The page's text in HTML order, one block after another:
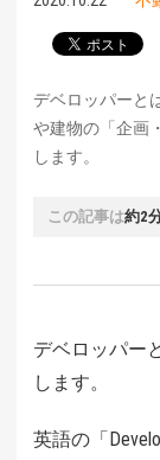
デベロッパーと
や建物の「企画
します。
この記事は約2
デベロッパー
します。
英語の「